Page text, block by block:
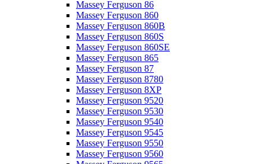
Massey Ferguson 86
Massey Ferguson 860
Massey Ferguson 860B
Massey Ferguson 860S
Massey Ferguson 860SE
Massey Ferguson 865
Massey Ferguson 87
Massey Ferguson 8780
Massey Ferguson 8XP
Massey Ferguson 9520
Massey Ferguson 9530
Massey Ferguson 9540
Massey Ferguson 9545
Massey Ferguson 9550
Massey Ferguson 9560